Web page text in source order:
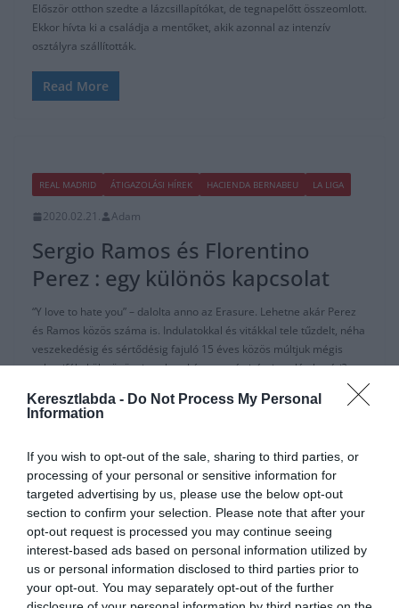
Keresztlabda - Do Not Process My Personal
Information
If you wish to opt-out of the sale, sharing to third parties, or
processing of your personal or sensitive information for
targeted advertising by us, please use the below opt-out
section to confirm your selection. Please note that after your
opt-out request is processed you may continue seeing
interest-based ads based on personal information utilized by
us or personal information disclosed to third parties prior to
your opt-out. You may separately opt-out of the further
Először otthon szedte a lázcsillapítókat, de tegnapelőtt összeomlott.
Ekkor hívta ki a családja a mentőket, akik azonnal az intenzív
osztályra szállították.
Read More
REAL MADRID ÁTIGAZOLÁSI HÍREK HACIENDA BERNABEU LA LIGA
2020.02.21. Adam
Sergio Ramos és Florentino
Perez : egy különös kapcsolat
“Y love to hate you” – dalolta anno az Erasure. Lehetne akár Perez
és Ramos közös száma is. Indulatokkal és vitákkal tele tűzdelt, néha
veszekedésig és sértődésig fajuló 15 éves közös múltjuk mégis
valamiféle kölcsönös tisztelettel és egymás iránti – talán baráti? –
HACIENDA BERNABEU
2019.11.18. Adam
Perez:” Ez a klub mindent